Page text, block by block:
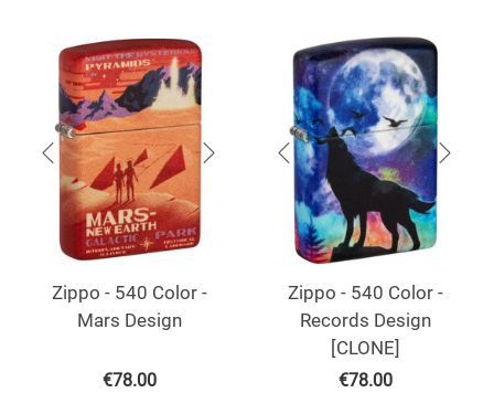
Zippo - 540 Color -
Mars Design
€78.00
Zippo - 540 Color -
Records Design
[CLONE]
€78.00